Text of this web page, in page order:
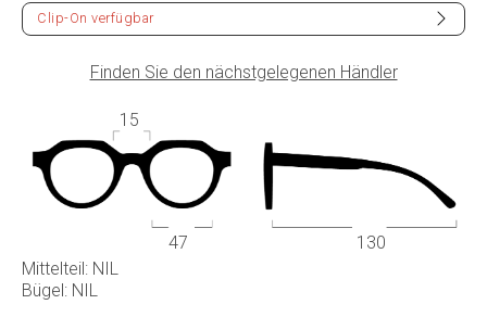
Mittelteil: NIL
Bügel: NIL
Clip-On verfügbar
Finden Sie den nächstgelegenen Händler
47
15
130